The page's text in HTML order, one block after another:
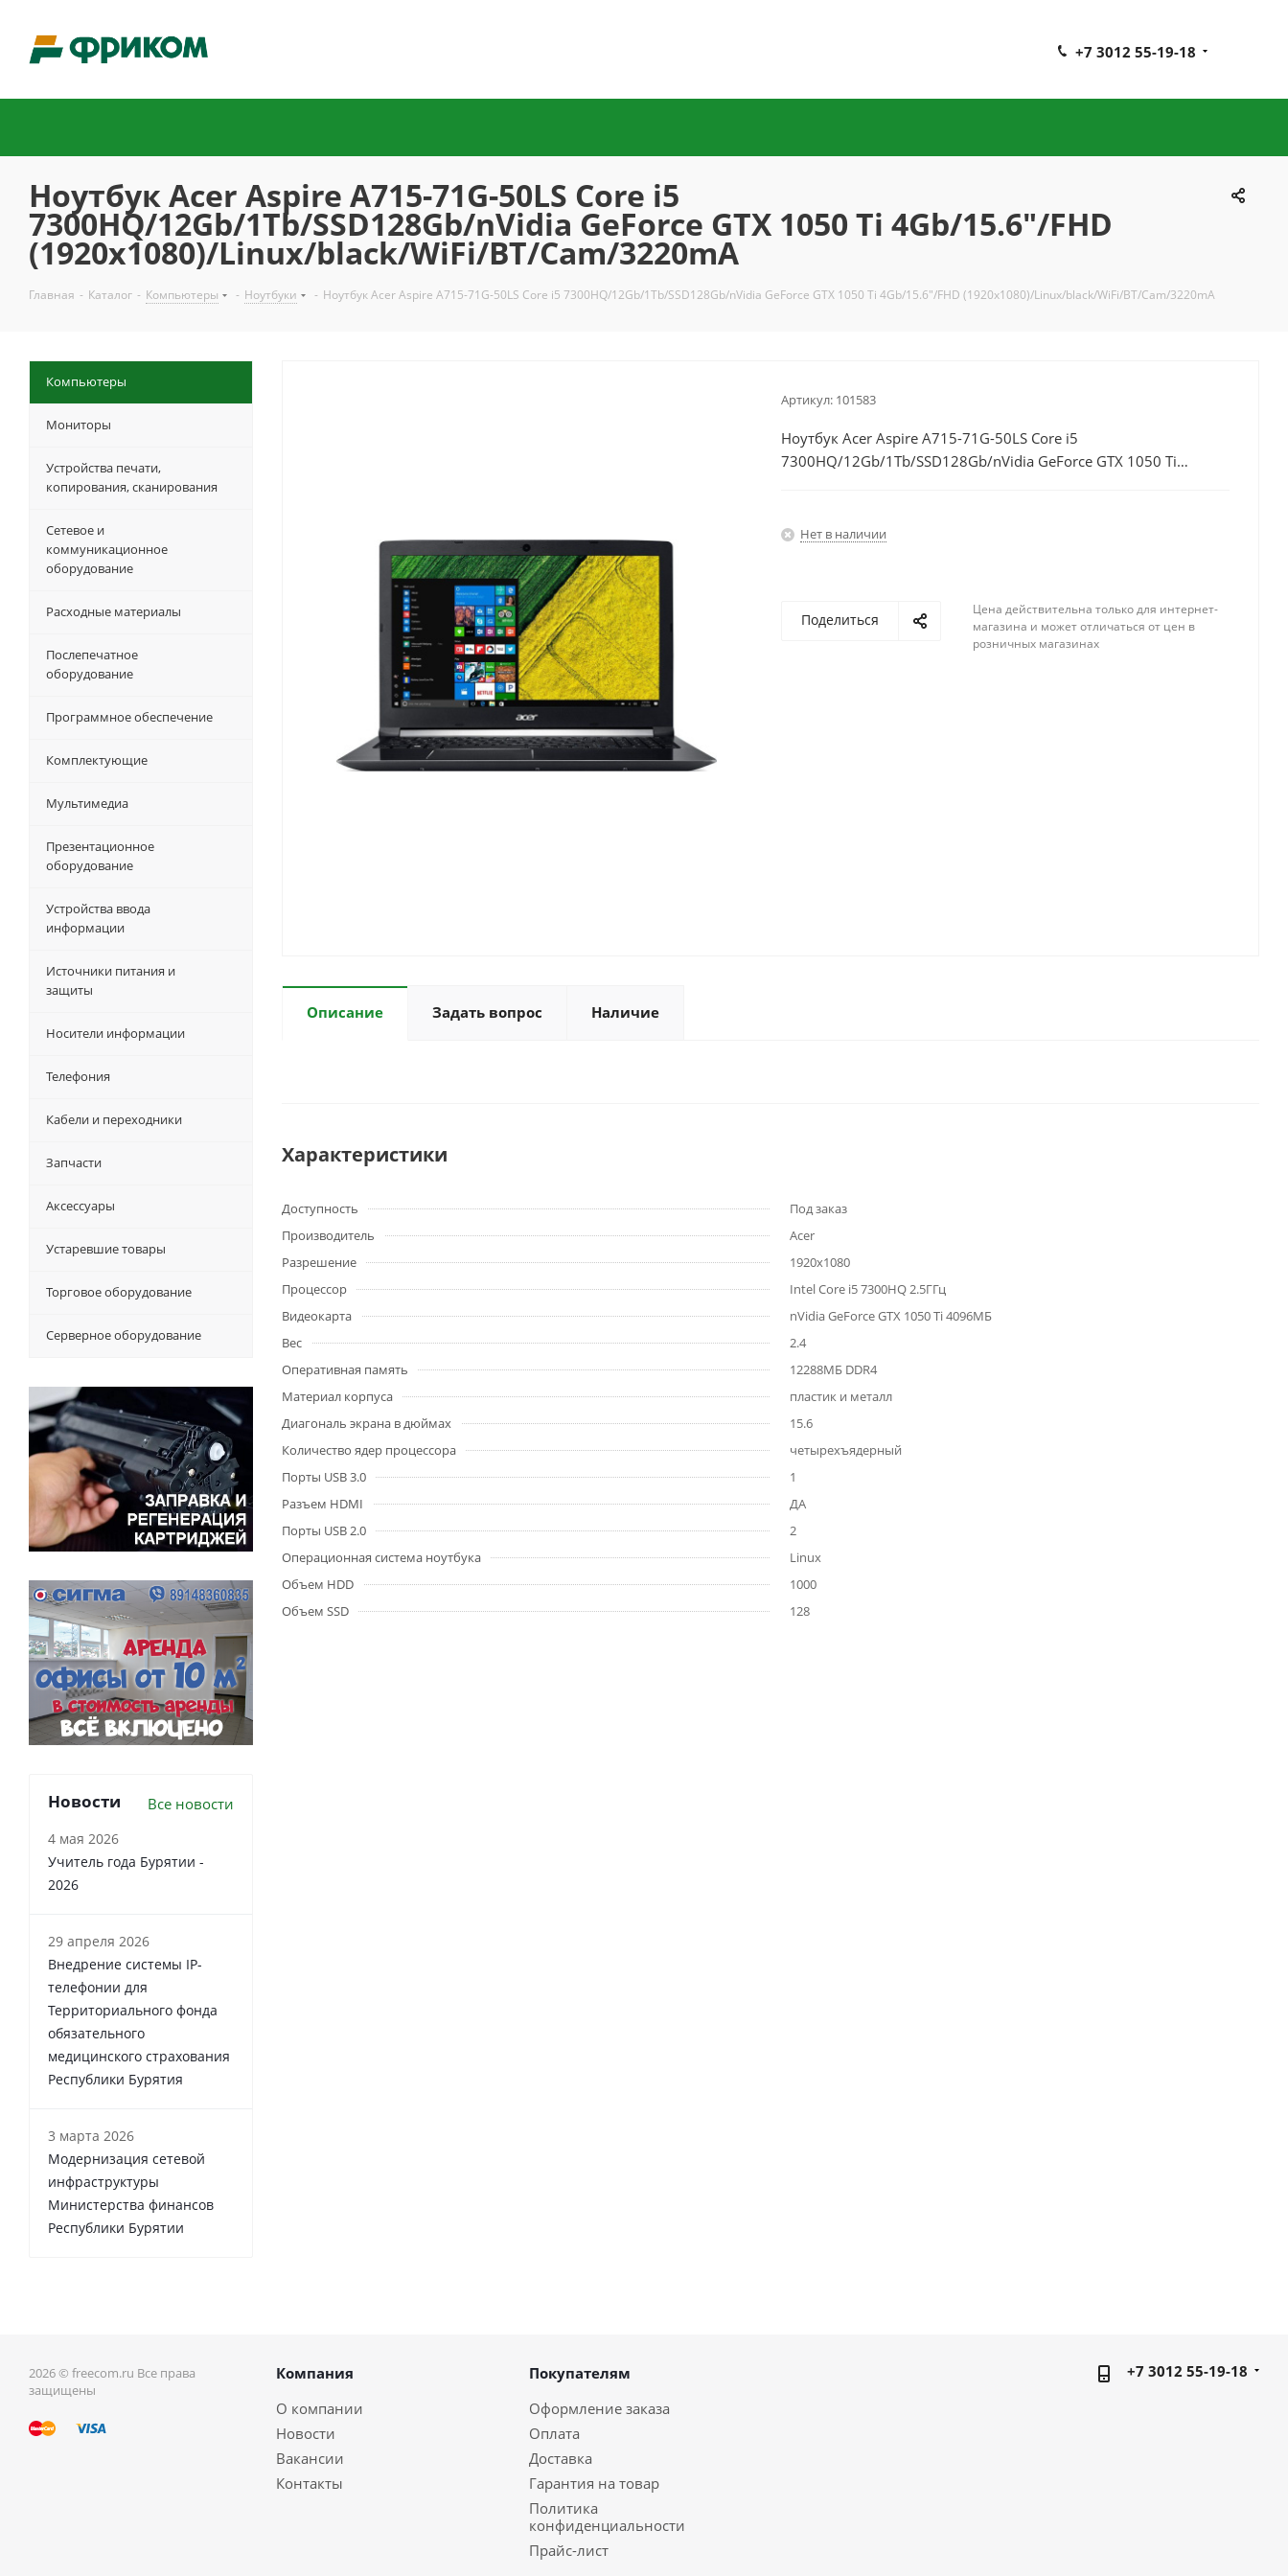
+7 3012 55-19-18
Ноутбук Acer Aspire A715-71G-50LS Core i5
7300HQ/12Gb/1Tb/SSD128Gb/nVidia GeForce GTX 1050 Ti 4Gb/15.6"/FHD
(1920x1080)/Linux/black/WiFi/BT/Cam/3220mA
Главная - Каталог - Компьютеры - Ноутбуки - Ноутбук Acer Aspire A715-71G-50LS Core i5 7300HQ/12Gb/1Tb/SSD128Gb/nVidia GeForce GTX 1050 Ti 4Gb/15.6"/FHD (1920x1080)/Linux/black/WiFi/BT/Cam/3220mA
Артикул: 101583
Ноутбук Acer Aspire A715-71G-50LS Core i5
7300HQ/12Gb/1Tb/SSD128Gb/nVidia GeForce GTX 1050 Ti
Нет в наличии
Поделиться
Цена действительна только для интернет-
магазина и может отличаться от цен в
розничных магазинах
Описание Задать вопрос Наличие
Характеристики
Доступность
Под заказ
Производитель
Acer
Разрешение
1920x1080
Процессор
Intel Core i5 7300HQ 2.5ГГц
Видеокарта
nVidia GeForce GTX 1050 Ti 4096МБ
Вес
2.4
Оперативная память
12288МБ DDR4
Материал корпуса
пластик и металл
Диагональ экрана в дюймах
15.6
Количество ядер процессора
четырехъядерный
Порты USB 3.0
1
Разъем HDMI
ДА
Порты USB 2.0
2
Операционная система ноутбука
Linux
Объем HDD
1000
Объем SSD
128
Компьютеры
Мониторы
Устройства печати,
копирования, сканирования
Сетевое и
коммуникационное
оборудование
Расходные материалы
Послепечатное
оборудование
Программное обеспечение
Комплектующие
Мультимедиа
Презентационное
оборудование
Устройства ввода
информации
Источники питания и
защиты
Носители информации
Телефония
Кабели и переходники
Запчасти
Аксессуары
Устаревшие товары
Торговое оборудование
Серверное оборудование
Новости Все новости
4 мая 2026
Учитель года Бурятии -
2026
29 апреля 2026
Внедрение системы IP-
телефонии для
Территориального фонда
обязательного
медицинского страхования
Республики Бурятия
3 марта 2026
Модернизация сетевой
инфраструктуры
Министерства финансов
Республики Бурятии
2026 © freecom.ru Все права
защищены
Компания
О компании
Новости
Вакансии
Контакты
Покупателям
Оформление заказа
Оплата
Доставка
Гарантия на товар
Политика
конфиденциальности
Прайс-лист
+7 3012 55-19-18